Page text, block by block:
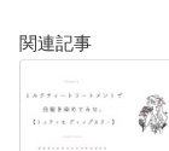
関連記事